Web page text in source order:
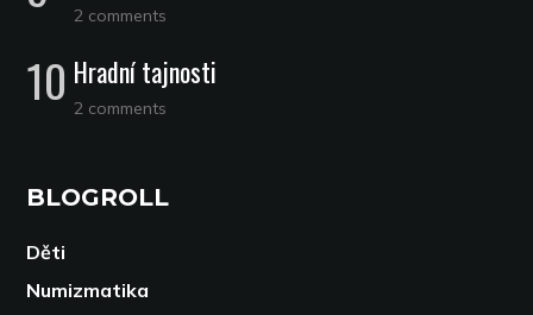
2 comments
Hradní tajnosti
2 comments
BLOGROLL
Děti
Numizmatika